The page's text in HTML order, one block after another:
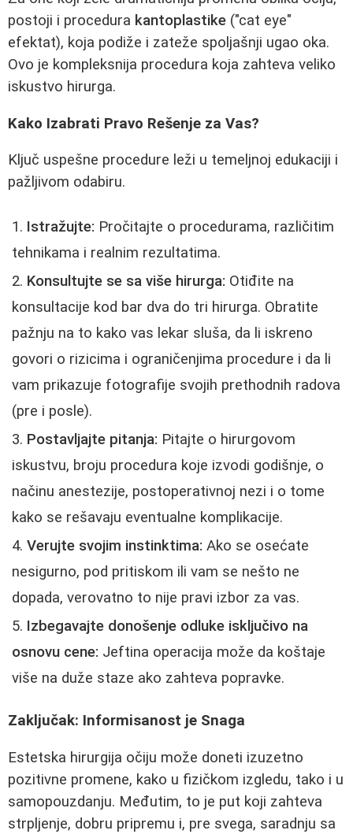
postoji i procedura kantoplastike ("cat eye"
efektat), koja podiže i zateže spoljašnji ugao oka.
Ovo je kompleksnija procedura koja zahteva veliko
iskustvo hirurga.
Kako Izabrati Pravo Rešenje za Vas?
Ključ uspešne procedure leži u temeljnoj edukaciji i
pažljivom odabiru.
Istražujte: Pročitajte o procedurama, različitim
tehnikama i realnim rezultatima.
Konsultujte se sa više hirurga: Otiđite na
konsultacije kod bar dva do tri hirurga. Obratite
pažnju na to kako vas lekar sluša, da li iskreno
govori o rizicima i ograničenjima procedure i da li
vam prikazuje fotografije svojih prethodnih radova
(pre i posle).
Postavljajte pitanja: Pitajte o hirurgovom
iskustvu, broju procedura koje izvodi godišnje, o
načinu anestezije, postoperativnoj nezi i o tome
kako se rešavaju eventualne komplikacije.
Verujte svojim instinktima: Ako se osećate
nesigurno, pod pritiskom ili vam se nešto ne
dopada, verovatno to nije pravi izbor za vas.
Izbegavajte donošenje odluke isključivo na
osnovu cene: Jeftina operacija može da koštaje
više na duže staze ako zahteva popravke.
Zaključak: Informisanost je Snaga
Estetska hirurgija očiju može doneti izuzetno
pozitivne promene, kako u fizičkom izgledu, tako i u
samopouzdanju. Međutim, to je put koji zahteva
strpljenje, dobru pripremu i, pre svega, saradnju sa